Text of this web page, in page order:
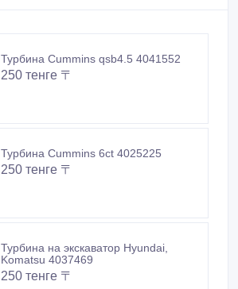
Турбина Cummins qsb4.5 4041552
250 тенге 〒
Турбина Cummins 6ct 4025225
250 тенге 〒
Турбина на экскаватор Hyundai,
Komatsu 4037469
250 тенге 〒